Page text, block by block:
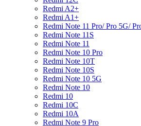
Redmi A2+
Redmi A1+
Redmi Note 11 Pro/ Pro 5G/
Redmi Note 11S
Redmi Note 11
Redmi Note 10 Pro
Redmi Note 10T
Redmi Note 10S
Redmi Note 10 5G
Redmi Note 10
Redmi 10
Redmi 10C
Redmi 10A
Redmi Note 9 Pro